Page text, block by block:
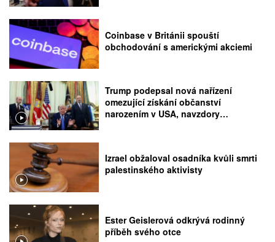
Coinbase v Británii spouští
obchodování s americkými akciemi
Trump podepsal nová nařízení
omezující získání občanství
narozením v USA, navzdory
Izrael obžaloval osadníka kvůli smrti
palestinského aktivisty
Ester Geislerová odkrývá rodinný
příběh svého otce